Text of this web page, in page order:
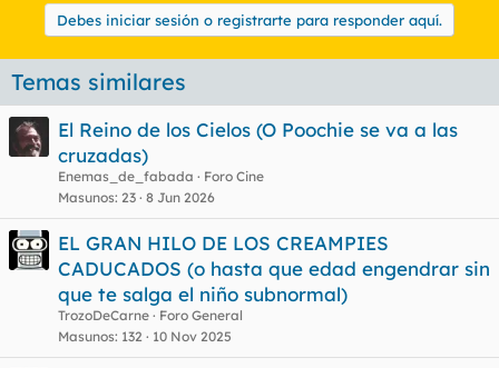
Debes iniciar sesión o registrarte para responder aquí.
Temas similares
El Reino de los Cielos (O Poochie se va a las
cruzadas)
Enemas_de_fabada
Foro Cine
Masunos 23 8 Jun 2026
EL GRAN HILO DE LOS CREAMPIES
CADUCADOS (o hasta que edad engendrar sin
que te salga el niño subnormal)
TrozoDeCarne
Foro General
Masunos 132 10 Nov 2025